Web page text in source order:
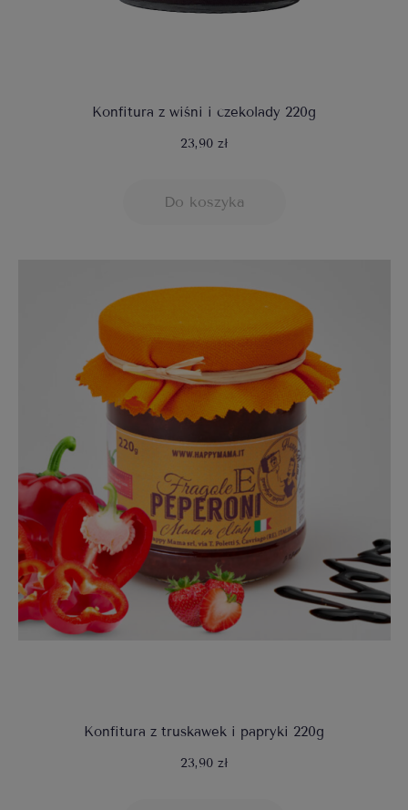
Konfitura z wiśni i czekolady 220g
23,90 zł
Do koszyka
Konfitura z truskawek i papryki 220g
23,90 zł